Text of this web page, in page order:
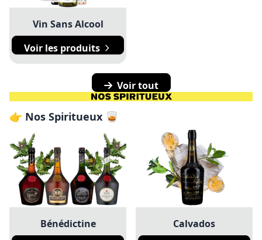
Vin Sans Alcool
Voir les produits
Voir tout
👉 Nos Spiritueux 🥃
Bénédictine
Calvados